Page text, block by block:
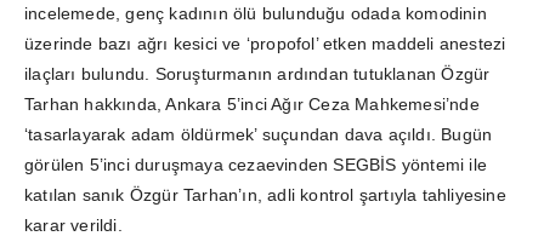
incelemede, genç kadının ölü bulunduğu odada komodinin
üzerinde bazı ağrı kesici ve ‘propofol’ etken maddeli anestezi
ilaçları bulundu. Soruşturmanın ardından tutuklanan Özgür
Tarhan hakkında, Ankara 5’inci Ağır Ceza Mahkemesi’nde
‘tasarlayarak adam öldürmek’ suçundan dava açıldı. Bugün
görülen 5’inci duruşmaya cezaevinden SEGBİS yöntemi ile
katılan sanık Özgür Tarhan’ın, adli kontrol şartıyla tahliyesine
karar verildi.